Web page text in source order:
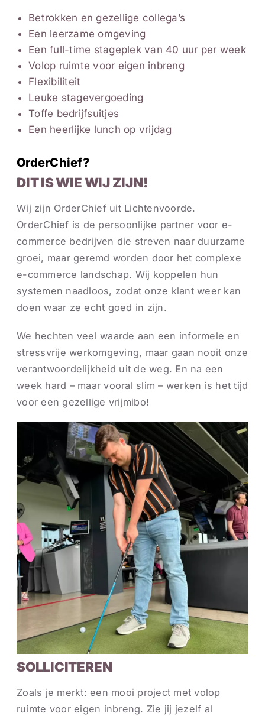
Betrokken en gezellige collega’s
Een leerzame omgeving
Een full-time stageplek van 40 uur per week
Volop ruimte voor eigen inbreng
Flexibiliteit
Leuke stagevergoeding
Toffe bedrijfsuitjes
Een heerlijke lunch op vrijdag
OrderChief?
DIT IS WIE WIJ ZIJN!
Wij zijn OrderChief uit Lichtenvoorde.
OrderChief is de persoonlijke partner voor e-
commerce bedrijven die streven naar duurzame
groei, maar geremd worden door het complexe
e-commerce landschap. Wij koppelen hun
systemen naadloos, zodat onze klant weer kan
doen waar ze echt goed in zijn.
We hechten veel waarde aan een informele en
stressvrije werkomgeving, maar gaan nooit onze
verantwoordelijkheid uit de weg. En na een
week hard – maar vooral slim – werken is het tijd
voor een gezellige vrijmibo!
SOLLICITEREN
Zoals je merkt: een mooi project met volop
ruimte voor eigen inbreng. Zie jij jezelf al